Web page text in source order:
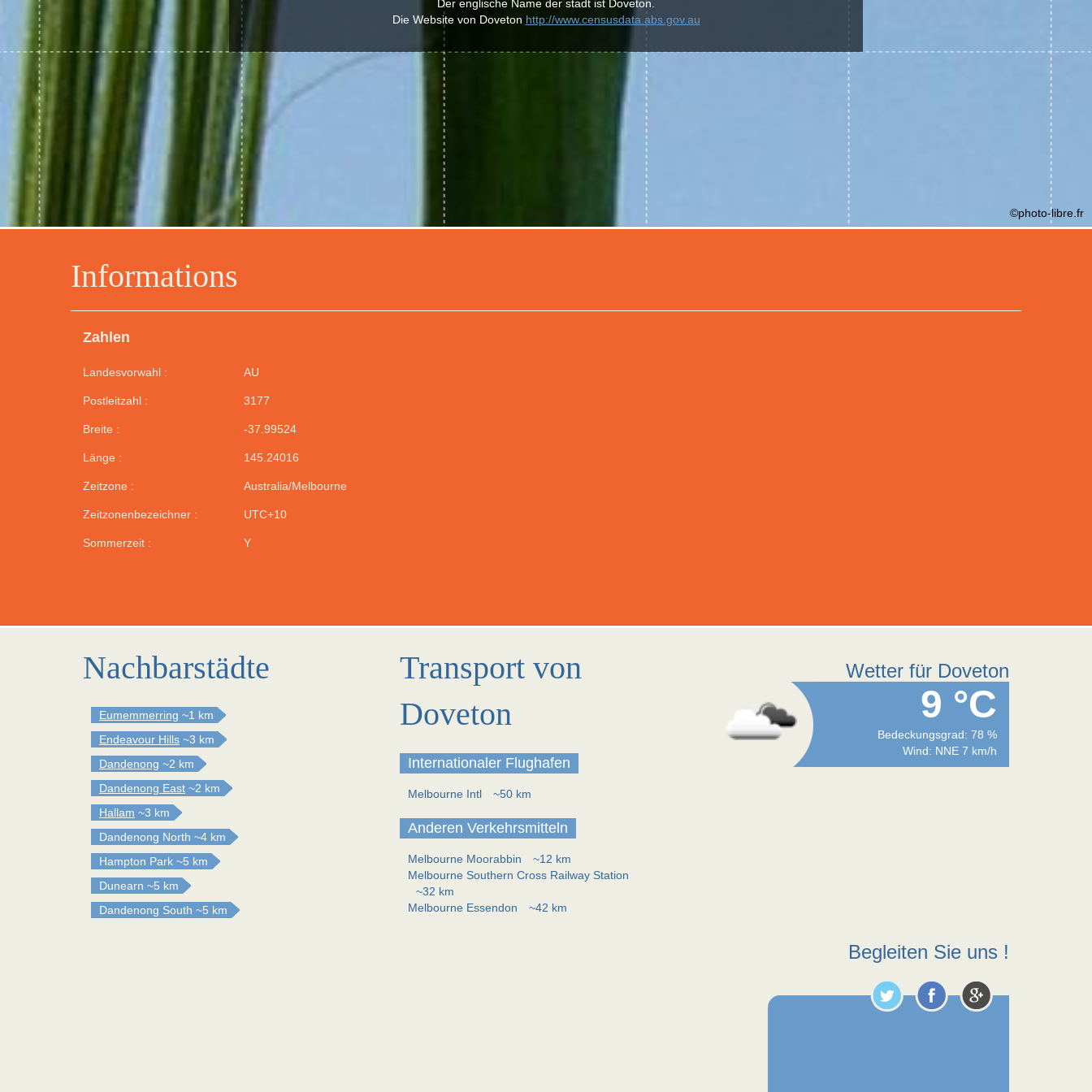
Informations
Zahlen
Landesvorwahl : AU
Postleitzahl : 3177
Breite : -37.99524
Länge : 145.24016
Zeitzone : Australia/Melbourne
Zeitzonenbezeichner : UTC+10
Sommerzeit : Y
Der englische Name der stadt ist Doveton.
Die Website von Doveton http://www.censusdata.abs.gov.au
©photo-libre.fr
Nachbarstädte
Eumemmerring ~1 km
Endeavour Hills ~3 km
Dandenong ~2 km
Dandenong East ~2 km
Hallam ~3 km
Dandenong North ~4 km
Hampton Park ~5 km
Dunearn ~5 km
Dandenong South ~5 km
Transport von
Doveton
Internationaler Flughafen
Melbourne Intl ~50 km
Anderen Verkehrsmitteln
Melbourne Moorabbin
~12 km
Melbourne Southern Cross Railway Station
~32 km
Melbourne Essendon
~42 km
Wetter für Doveton
9 °C
Bedeckungsgrad: 78 %
Wind: NNE 7 km/h
Begleiten Sie uns !